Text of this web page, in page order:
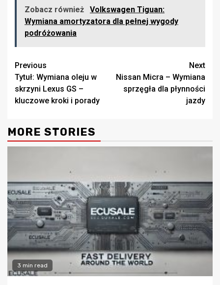
Zobacz również
Volkswagen Tiguan:
Wymiana amortyzatora dla pełnej wygody
podróżowania
Continue
Reading
Previous
Tytuł: Wymiana oleju w
skrzyni Lexus GS –
kluczowe kroki i porady
Next
Nissan Micra – Wymiana
sprzęgła dla płynności
jazdy
MORE STORIES
3 min read